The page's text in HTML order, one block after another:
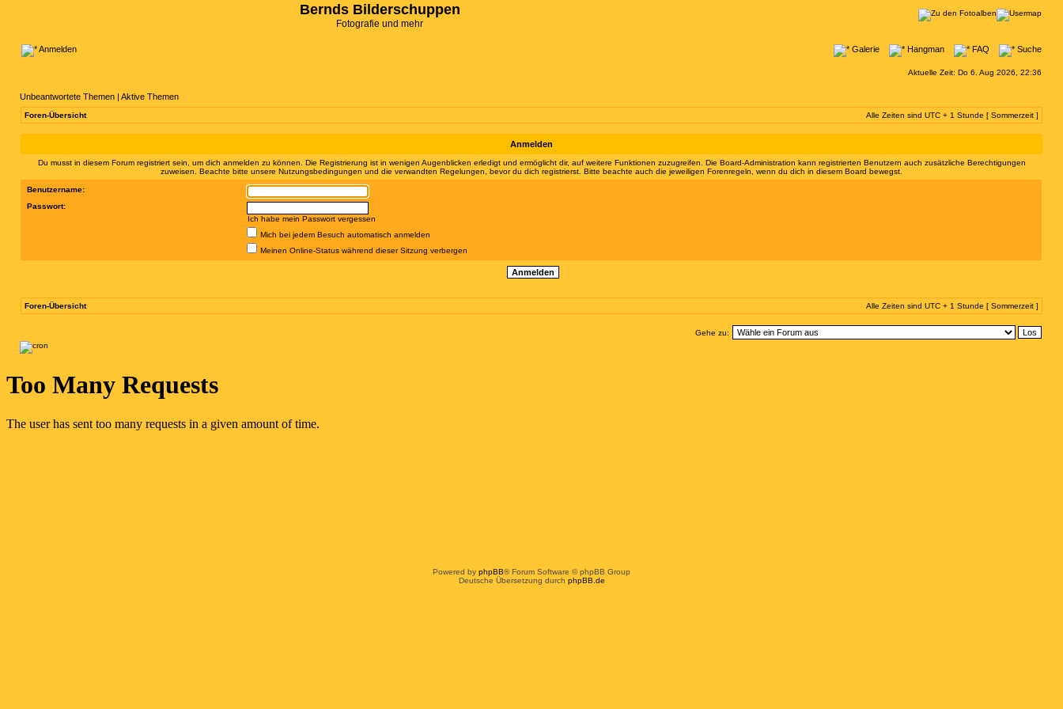
Bernds Bilderschuppen
Fotografie und mehr
Anmelden Galerie Hangman FAQ Suche
Aktuelle Zeit: Do 6. Aug 2026, 22:36
Unbeantwortete Themen | Aktive Themen
Foren-Übersicht Alle Zeiten sind UTC + 1 Stunde [ Sommerzeit ]
Anmelden
Du musst in diesem Forum registriert sein, um dich anmelden zu können. Die Registrierung ist in wenigen Augenblicken erledigt und ermöglicht dir, auf weitere Funktionen zuzugreifen. Die Board-Administration kann registrierten Benutzern auch zusätzliche Berechtigungen
zuweisen. Beachte bitte unsere Nutzungsbedingungen und die verwandten Regelungen, bevor du dich registrierst. Bitte beachte auch die jeweiligen Forenregeln, wenn du dich in diesem Board bewegst.
Benutzername:
Passwort:
Ich habe mein Passwort vergessen
Mich bei jedem Besuch automatisch anmelden
Meinen Online-Status während dieser Sitzung verbergen
Foren-Übersicht Alle Zeiten sind UTC + 1 Stunde [ Sommerzeit ]
Gehe zu:
Powered by phpBB® Forum Software © phpBB Group
Deutsche Übersetzung durch phpBB.de